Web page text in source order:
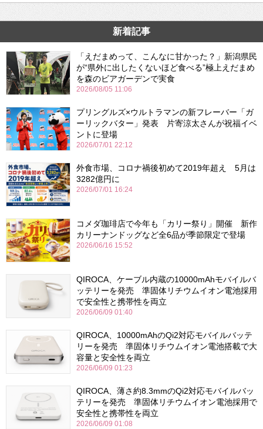
新着記事
「えだまめって、こんなに甘かった？」新潟県民
が“県外に出したくないほど食べる”極上えだまめ
を森のビアガーデンで実食
2026/08/05 11:06
プリングルズ×ウルトラマンの新フレーバー「ガ
ーリックバター」発表 片寄涼太さんが祝福イベ
ントに登場
2026/07/01 22:12
外食市場、コロナ禍後初めて2019年超え 5月は
3282億円に
2026/07/01 16:24
コメダ珈琲店で今年も「カリー祭り」開催 新作
カリーナンドッグなど全6品が季節限定で登場
2026/06/16 15:52
QIROCA、ケーブル内蔵の10000mAhモバイルバ
ッテリーを発売 準固体リチウムイオン電池採用
で安全性と携帯性を両立
2026/06/09 01:40
QIROCA、10000mAhのQi2対応モバイルバッテ
リーを発売 準固体リチウムイオン電池搭載で大
容量と安全性を両立
2026/06/09 01:23
QIROCA、薄さ約8.3mmのQi2対応モバイルバッ
テリーを発売 準固体リチウムイオン電池採用で
安全性と携帯性を両立
2026/06/09 01:08